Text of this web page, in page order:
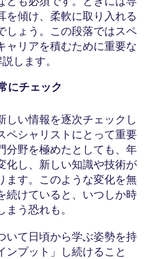
を傾け、柔軟に取り入れる
しょう。この段落ではスペ
ャリアを積むために重要な
します。
にチェック
しい情報を逐次チェックし
ペシャリストにとって重要
分野を極めたとしても、年
化し、新しい知識や技術が
ます。このような変化を無
続けていると、いつしか時
う恐れも。
いて日頃から学ぶ姿勢を持
ンプット」し続けること